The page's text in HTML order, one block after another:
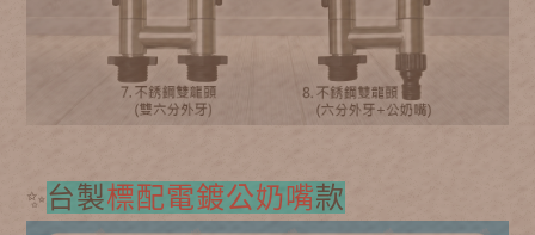
✨台製標配電鍍公奶嘴款